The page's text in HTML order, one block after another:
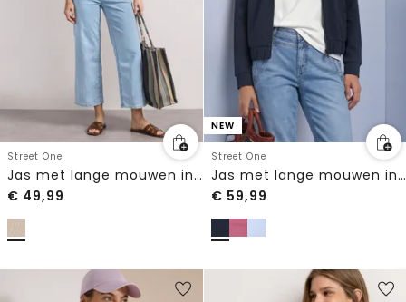
Street One
Jas met lange mouwen in gebreide look met glitters
€ 49,99
NEW
Street One
Jas met lange mouwen in Silk-Look en ritssluiting
€ 59,99